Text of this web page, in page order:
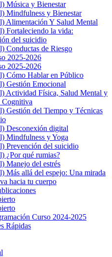
Música y Bienestar
Mindfulness y Bienestar
Alimentación Y Salud Mental
Fortaleciendo la vida:
del suicidio
Conductas de Riesgo
2025-2026
2025-2026
Cómo Hablar en Público
Gestión Emocional
Actividad Física, Salud Mental y
Cognitiva
Gestión del Tiempo y Técnicas
Desconexión digital
Mindfulness y Yoga
Prevención del suicidio
¿Por qué rumias?
Manejo del estrés
Más allá del espejo: Una mirada
hacia tu cuerpo
Curso 2024-2025
Rápidas